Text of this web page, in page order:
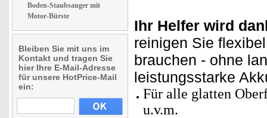
Boden-Staubsauger mit
Motor-Bürste
Bleiben Sie mit uns im
Kontakt und tragen Sie
hier Ihre E-Mail-Adresse
für unsere HotPrice-Mail
ein:
Ihr Helfer wird
reinigen Sie
brauchen - ohne
leistungsstarke
Für alle glatten
u.v.m.